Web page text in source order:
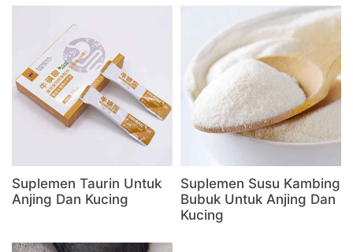
Suplemen Taurin Untuk
Anjing Dan Kucing
Suplemen Susu Kambing
Bubuk Untuk Anjing Dan
Kucing